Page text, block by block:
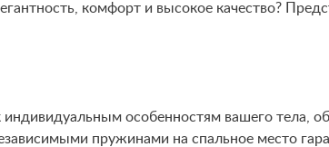
комфорт и высокое качество?
особенностям вашего тела,
пружинами на спальное место